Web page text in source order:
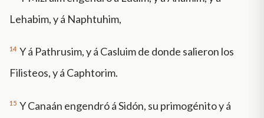
Lehabim, y á Naphtuhim,
14 Y á Pathrusim, y á Casluim de donde salieron los
Filisteos, y á Caphtorim.
15 Y Canaán engendró á Sidón, su primogénito y á